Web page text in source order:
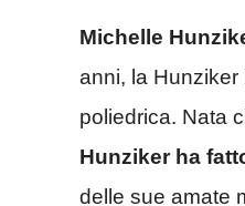
Michelle
anni, la Hunziker
poliedrica. Nata
Hunziker ha
delle sue amate